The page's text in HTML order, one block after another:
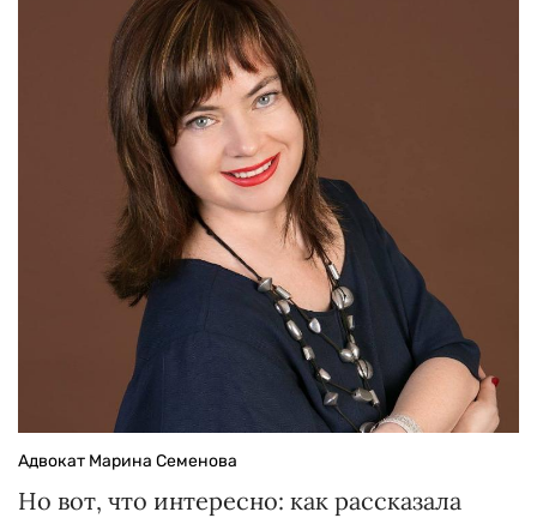
Адвокат Марина Семенова
Но вот, что интересно: как рассказала